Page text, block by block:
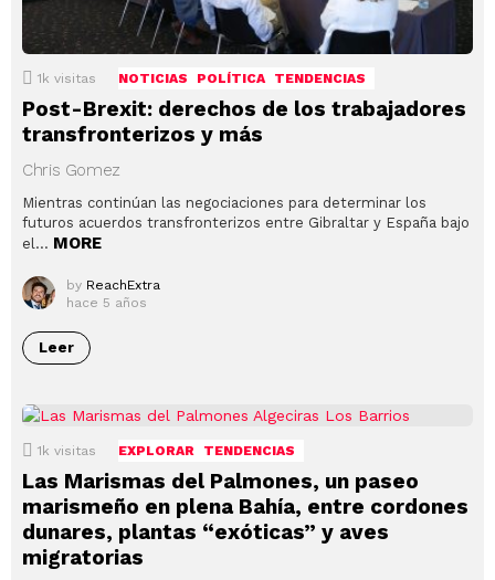
1k visitas NOTICIAS POLÍTICA TENDENCIAS
Post-Brexit: derechos de los trabajadores
transfronterizos y más
Chris Gomez
Mientras continúan las negociaciones para determinar los
futuros acuerdos transfronterizos entre Gibraltar y España bajo
el… MORE
by ReachExtra
hace 5 años
Leer
1k visitas EXPLORAR TENDENCIAS
Las Marismas del Palmones, un paseo
marismeño en plena Bahía, entre cordones
dunares, plantas “exóticas” y aves
migratorias